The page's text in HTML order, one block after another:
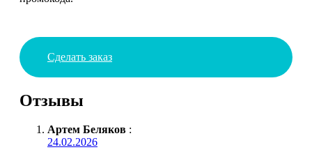
Сделать заказ
Отзывы
Артем Беляков :
24.02.2026